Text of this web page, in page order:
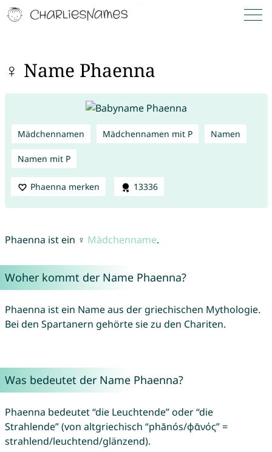
♀ Name Phaenna
Mädchennamen Mädchennamen mit P Namen
Namen mit P
Phaenna merken 13336
Phaenna ist ein ♀ Mädchenname.
Woher kommt der Name Phaenna?
Phaenna ist ein Name aus der griechischen Mythologie.
Bei den Spartanern gehörte sie zu den Chariten.
Was bedeutet der Name Phaenna?
Phaenna bedeutet “die Leuchtende” oder “die
Strahlende” (von altgriechisch “phānós/φᾱνός” =
strahlend/leuchtend/glänzend).